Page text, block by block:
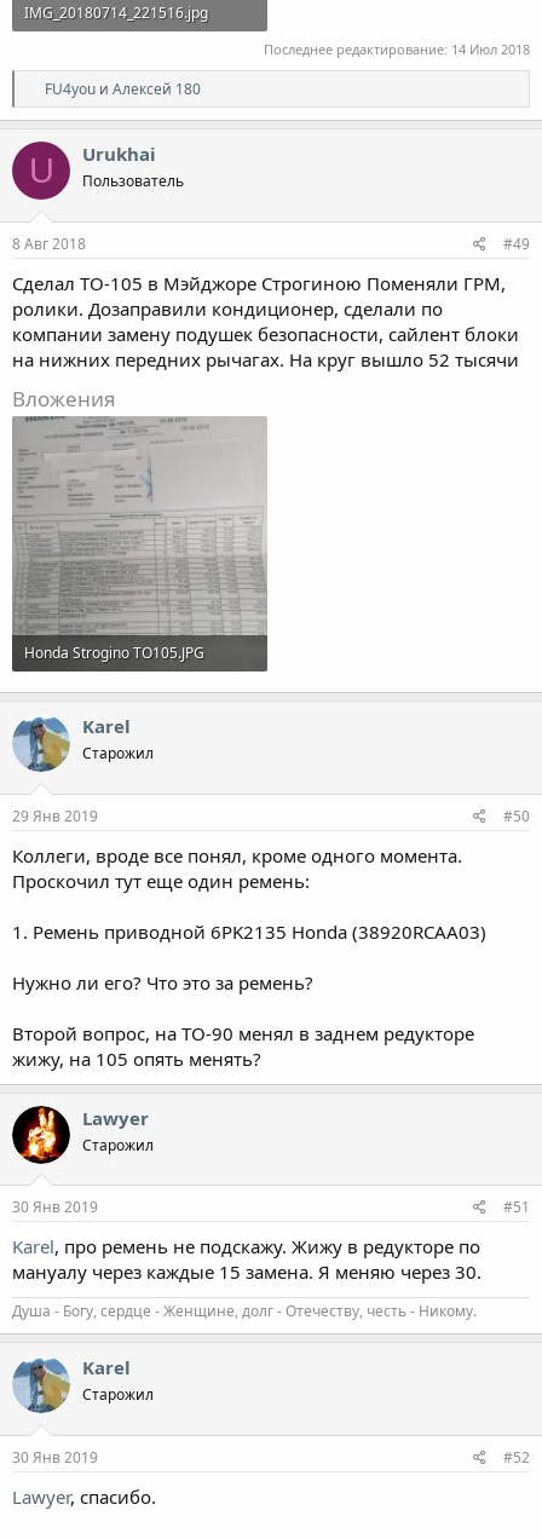
IMG_20180714_221516.jpg
Последнее редактирование: 14 Июл 2018
Р
е
а
к
ц
и
и
:
FU4you и Алексей 180
U Urukhai
Пользователь
8 Авг 2018 #49
Сделал ТО-105 в Мэйджоре Строгиною Поменяли ГРМ,
ролики. Дозаправили кондиционер, сделали по
компании замену подушек безопасности, сайлент блоки
на нижних передних рычагах. На круг вышло 52 тысячи
Вложения
Honda Strogino TO105.JPG
123.1 KB · Просмотры: 63
Karel
Старожил
29 Янв 2019 #50
Коллеги, вроде все понял, кроме одного момента.
Проскочил тут еще один ремень:
1. Ремень приводной 6PK2135 Honda (38920RCAA03)
Нужно ли его? Что это за ремень?
Второй вопрос, на ТО-90 менял в заднем редукторе
жижу, на 105 опять менять?
Lawyer
Старожил
30 Янв 2019 #51
Karel, про ремень не подскажу. Жижу в редукторе по
мануалу через каждые 15 замена. Я меняю через 30.
Душа - Богу, сердце - Женщине, долг - Отечеству, честь - Никому.
Karel
Старожил
30 Янв 2019 #52
Lawyer, спасибо.